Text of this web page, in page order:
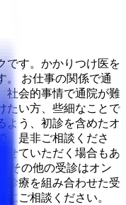
です。かかりつけ医を
。 お仕事の関係で通
社会的事情で通院が難
たい方、些細なことで
よう、初診を含めたオ
、是非ご相談くださ
せていただく場合もあ
その他の受診はオン
診療を組み合わせた受
ご相談ください。